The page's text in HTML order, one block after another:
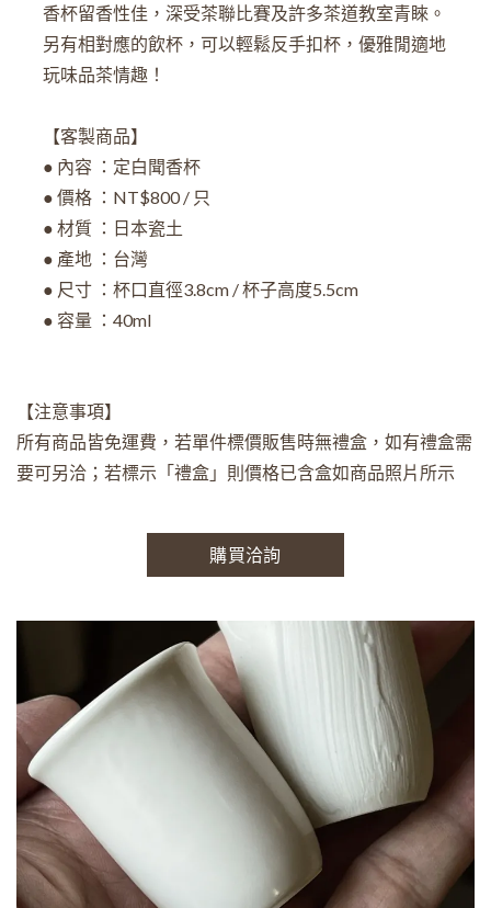
香杯留香性佳，深受茶聯比賽及許多茶道教室青睞。
另有相對應的飲杯，可以輕鬆反手扣杯，優雅閒適地
玩味品茶情趣！
【客製商品】
● 內容 ：定白聞香杯
● 價格 ：NT$800 / 只
● 材質 ：日本瓷土
● 產地 ：台灣
● 尺寸 ：杯口直徑3.8cm / 杯子高度5.5cm
● 容量 ：40ml
【注意事項】
所有商品皆免運費，若單件標價販售時無禮盒，如有禮盒需
要可另洽；若標示「禮盒」則價格已含盒如商品照片所示
購買洽詢